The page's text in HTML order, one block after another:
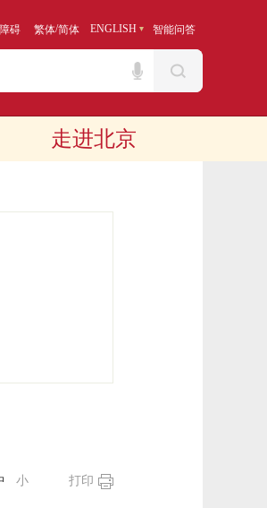
碍 繁体/简体 ENGLISH 智能问答
走进北京
打印
小